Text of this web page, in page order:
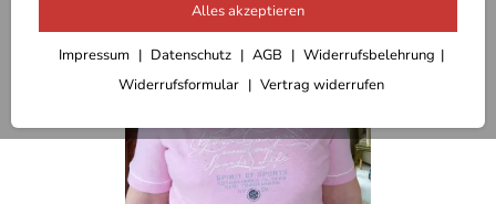
Alles akzeptieren
Impressum Datenschutz AGB
Widerrufsbelehrung
Widerrufsformular
Vertrag widerrufen